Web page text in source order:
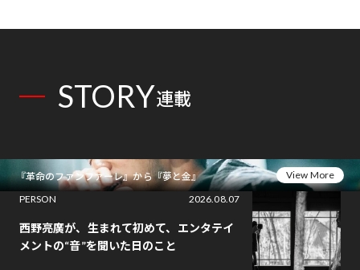
STORY連載
『革命のファンファーレ』から『夢と金』
View More
PERSON
2026.08.07
西野亮廣が、生まれて初めて、エンタテイ
メントの“音”を聞いた日のこと